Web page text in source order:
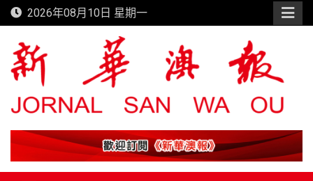
Skip
to
content
2026年08月10日 星期一
新華澳報